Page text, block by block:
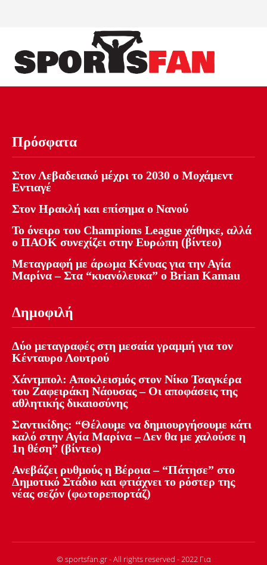
Πρόσφατα
Στον Λεβαδειακό μέχρι το 2030 ο Μοχάμεντ
Εντιαγέ
Στον Ηρακλή και επίσημα ο Νανού
Το όνειρο του Champions League χάθηκε, αλλά
ο ΠΑΟΚ συνεχίζει στην Ευρώπη (βίντεο)
Μεταγραφή με άρωμα Κένυας για την Αγία
Μαρίνα – Στα “κυανόλευκα” ο Brian Kamau
Δημοφιλή
Δύο μεταγραφές στη μεσαία γραμμή για τον
Κένταυρο Λουτρού
Χάντμπολ: Αποκλεισμός στον Νίκο Τσαγκέρα
του Ζαφειράκη Νάουσας – Οι αποφάσεις της
αθλητικής δικαιοσύνης
Σαντικίδης: “Θέλουμε να δημιουργήσουμε κάτι
καλό στην Αγία Μαρίνα – Δεν θα με χαλούσε η
1η θέση” (βίντεο)
Ανεβάζει ρυθμούς η Βέροια – “Πάτησε” στο
Δημοτικό Στάδιο και φτιάχνει το ρόστερ της
νέας σεζόν (φωτορεπορτάζ)
© sportsfan.gr - All rights reserved - 2022 Για